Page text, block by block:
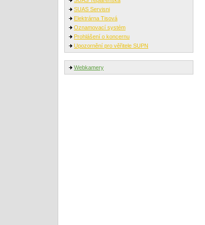
SUAS Servisni
Elektrárna Tisová
Oznamovací systém
Prohlášení o koncernu
Upozornění pro věřitele SUPN
Webkamery